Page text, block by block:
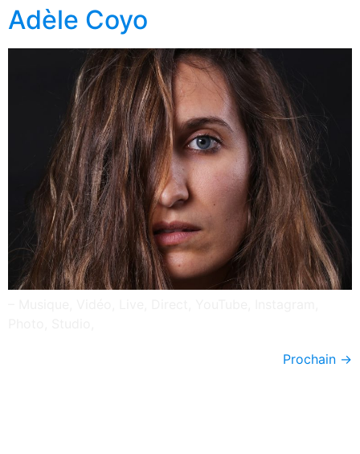
Adèle Coyo
Prochain →